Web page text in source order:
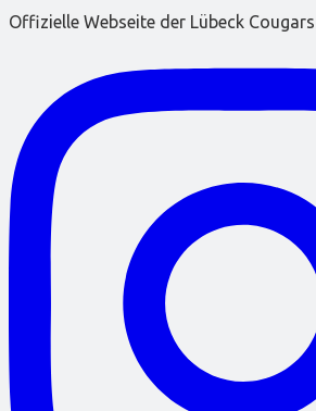
Offizielle Webseite der Lübeck Cougars